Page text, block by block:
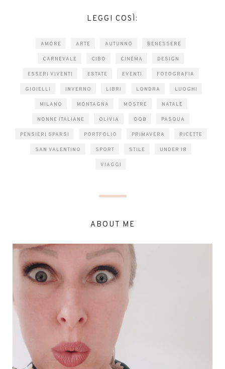
LEGGI COSÌ:
AMORE ARTE AUTUNNO BENESSERE
CARNEVALE CIBO CINEMA DESIGN
ESSERI VIVENTI ESTATE EVENTI FOTOGRAFIA
GIOIELLI INVERNO LIBRI LONDRA LUOGHI
MILANO MONTAGNA MOSTRE NATALE
NONNE ITALIANE OLIVIA OQB PASQUA
PENSIERI SPARSI PORTFOLIO PRIMAVERA RICETTE
SAN VALENTINO SPORT STILE UNDER 18
VIAGGI
ABOUT ME